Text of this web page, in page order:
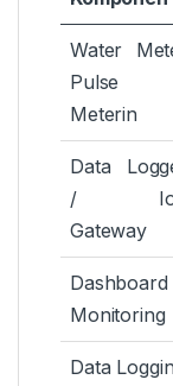
Water
Pulse
Meterin
Data
/
Gateway
Dashboard
Monitoring
Data